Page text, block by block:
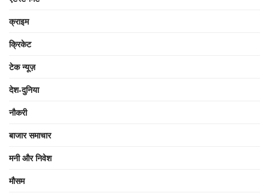
क्राइम
क्रिकेट
टेक न्यूज़
देश-दुनिया
नौकरी
बाजार समाचार
मनी और निवेश
मौसम